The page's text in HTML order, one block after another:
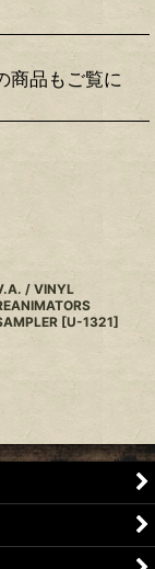
商品もご覧に
/ VINYL
[U-1321]